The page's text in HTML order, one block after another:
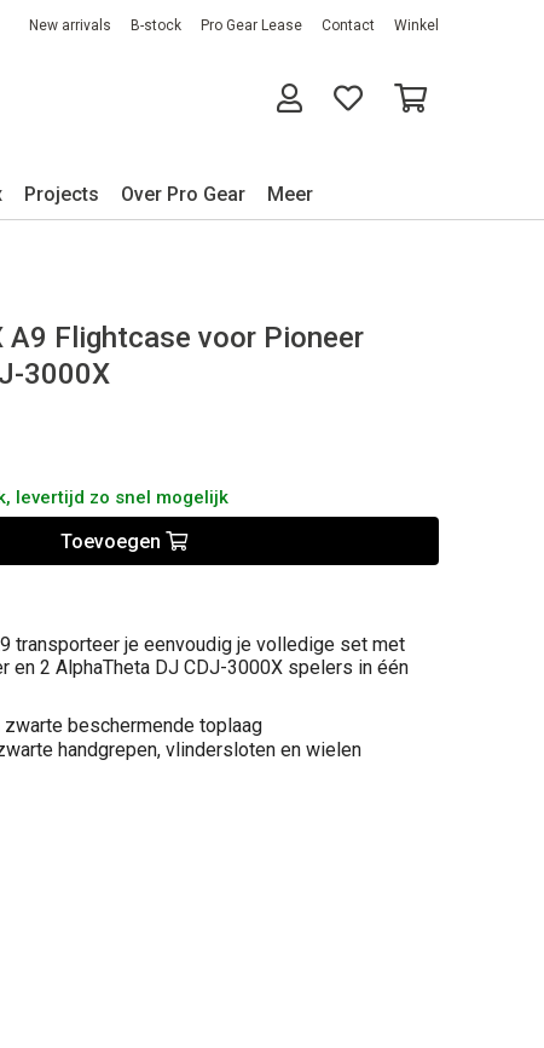
New arrivals B-stock Pro Gear Lease Contact Winkel
Projects Over Pro Gear Meer
A9 Flightcase voor Pioneer
3000X
levertijd zo snel mogelijk
Toevoegen
transporteer je eenvoudig je volledige set met
en 2 AlphaTheta DJ CDJ-3000X spelers in één
beschermende toplaag
handgrepen, vlindersloten en wielen